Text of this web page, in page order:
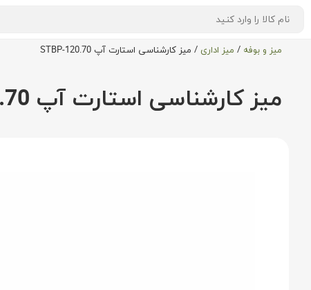
میز و بوفه / میز اداری / میز کارشناسی استارت آپ STBP-120.70
میز کارشناسی استارت آپ STBP-120.70